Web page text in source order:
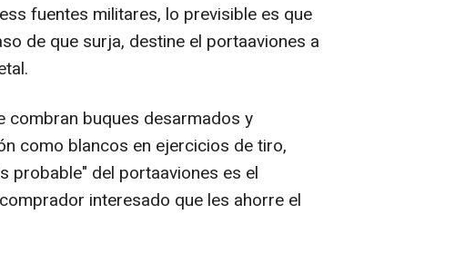
fuentes militares, lo previsible es que
de que surja, destine el portaaviones a
combran buques desarmados y
como blancos en ejercicios de tiro,
probable" del portaaviones es el
interesado que les ahorre el